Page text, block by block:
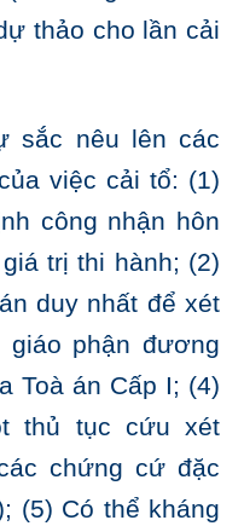
thảo cho lần cải
sắc nêu lên các
việc cải tổ: (1)
công nhận hôn
trị thi hành; (2)
duy nhất để xét
phận đương
Toà án Cấp I; (4)
thủ tục cứu xét
chứng cứ đặc
(5) Có thể kháng